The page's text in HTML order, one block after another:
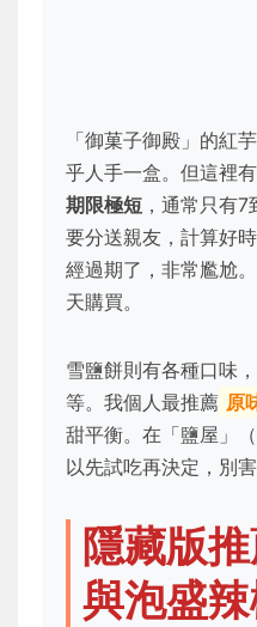
「御菓子御殿」的紅
乎人手一盒。但這裡
期限極短 ，通常只有
要分送親友，計算好
經過期了，非常尷尬
天購買。
雪鹽餅則有各種口味
等。我個人最推薦 原
甜平衡。在「鹽屋」
以先試吃再決定，別害
隱藏版
與泡盛